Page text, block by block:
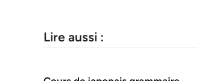
Lire aussi :